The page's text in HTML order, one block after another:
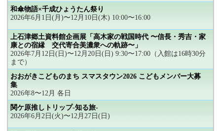
和傘物語×千成ひょうたん祭り
2026年6月1日(月)〜12月10日(木) 10:00〜16:00
上石津郷土資料館企画展「高木家の戦国時代 〜信長・秀吉・家
康との宿縁 交代寄合美濃衆への軌跡〜」
2026年7月12日(日)〜12月20日(日) 9:30〜17:00（入館は16時30分
まで）
おおがきこどものまち スマスタウン2026 こどもメンバー大募
集
2026年8〜12月 各日
関ケ原推しトリップ-知る旅-
2026年6月2日(火)〜12月27日(日)